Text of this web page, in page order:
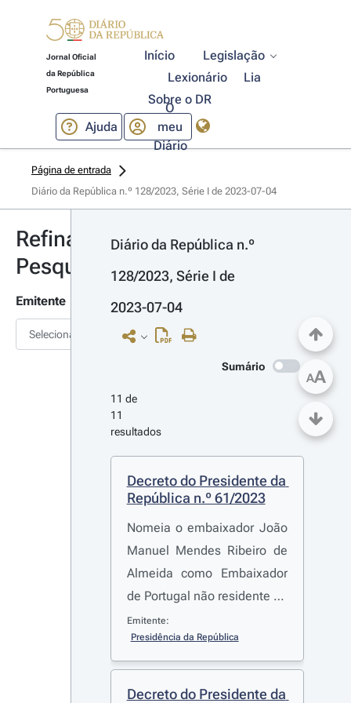
Jornal Oficial
da República
Portuguesa
Início
Legislação
Lexionário
Lia
Sobre o DR
Ajuda
O
meu
Diário
Página de entrada
Diário da República n.º 128/2023, Série I de 2023-07-04
Refinar
Pesquisa
Emitente
Selecionar
Diário da República n.º
128/2023, Série I de
2023-07-04
Sumário
11 de
11
resultados
Decreto do Presidente da
República n.º 61/2023
Nomeia o embaixador João
Manuel Mendes Ribeiro de
Almeida como Embaixador
de Portugal não residente na
República Democrática
Socialista do Sri Lanka
Emitente:
Presidência da República
Decreto do Presidente da
AA